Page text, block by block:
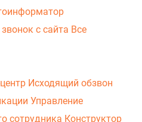
с сайта Все
Исходящий обзвон
Управление
сотрудника Конструктор